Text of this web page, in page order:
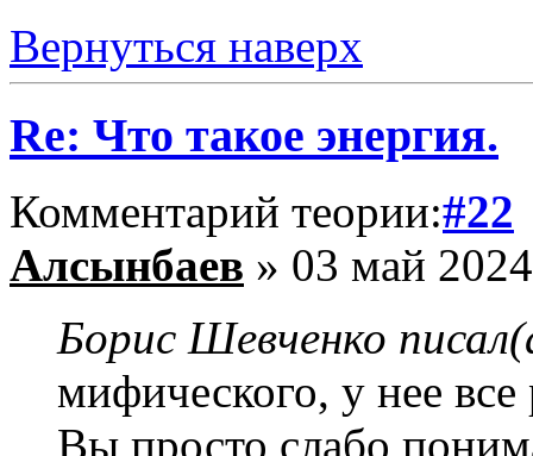
Вернуться наверх
Re: Что такое энергия.
Комментарий теории:#22
Алсынбаев » 03 май
Борис Шевченко
мифического, у нее все
Вы просто слабо